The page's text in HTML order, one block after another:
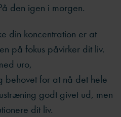
den igen i morgen.
din koncentration er at
på fokus påvirker dit liv.
uro,
behovet for at nå det hele
godt givet ud, men
dit liv.